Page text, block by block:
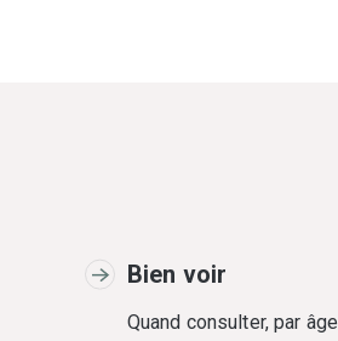
Bien voir
Quand consulter, par âge